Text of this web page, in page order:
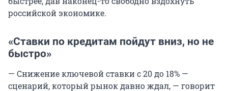
российской экономике.
«Ставки по кредитам пойдут вниз, но не
быстро»
— Снижение ключевой ставки с 20 до 18% —
сценарий, который рынок давно ждал, — говорит